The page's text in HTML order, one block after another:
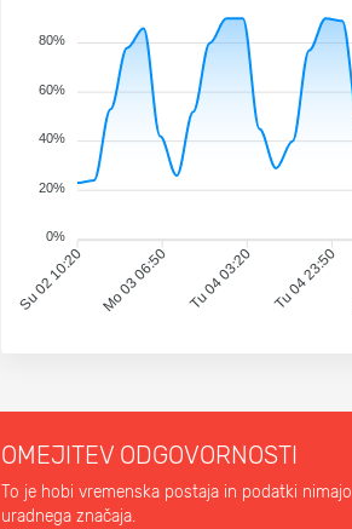
Su 02 10:20 Mo 03 06:50 Tu 04 03:20 Tu 04 23:50
80%
60%
40%
20%
0%
OMEJITEV ODGOVORNOSTI
To je hobi vremenska postaja in podatki nimajo
uradnega značaja.